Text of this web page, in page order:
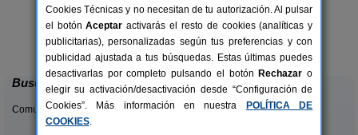
4-11 pers.
desde20 €
Casa Rural Miralmonte
Moratalla (Murcia)
Buscar
Comunidades:
Cookies Técnicas y no necesitan de tu autorización. Al pulsar
el botónAceptar activarás el resto de cookies (analíticas y
publicitarias), personalizadas según tus preferencias y con
publicidad ajustada a tus búsquedas. Estas últimas puedes
desactivarlas por completo pulsando el botón Rechazar o
elegir su activación/desactivación desde “Configuración de
Cookies”. Más información en nuestra
POLÍTICA DE
COOKIES.